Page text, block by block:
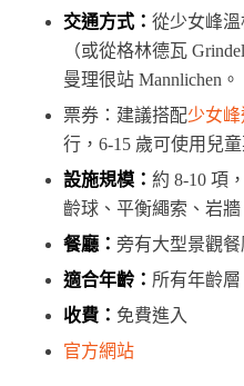
交通方式： 從少女峰溫
（或從格林德瓦
曼理很站 Mannlichen。
票券：建議搭配少女
行，6-15 歲可使用兒童
設施規模： 約 8-10 項
齡球、平衡繩索、岩
餐廳： 旁有大型景觀
適合年齡： 所有年齡層
收費： 免費進入
官方網站